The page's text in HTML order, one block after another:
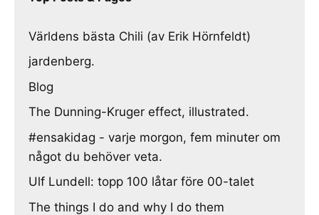
Världens bästa Chili (av Erik Hörnfeldt)
jardenberg.
Blog
The Dunning-Kruger effect, illustrated.
#ensakidag - varje morgon, fem minuter om
något du behöver veta.
Ulf Lundell: topp 100 låtar före 00-talet
The things I do and why I do them